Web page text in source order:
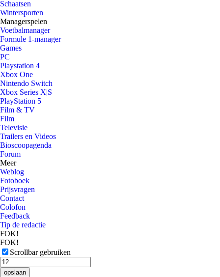
Schaatsen
Wintersporten
Managerspelen
Voetbalmanager
Formule 1-manager
Games
PC
Playstation 4
Xbox One
Nintendo Switch
Xbox Series X|S
PlayStation 5
Film & TV
Film
Televisie
Trailers en Videos
Bioscoopagenda
Forum
Meer
Weblog
Fotoboek
Prijsvragen
Contact
Colofon
Feedback
Tip de redactie
FOK!
FOK!
Scrollbar gebruiken
opslaan